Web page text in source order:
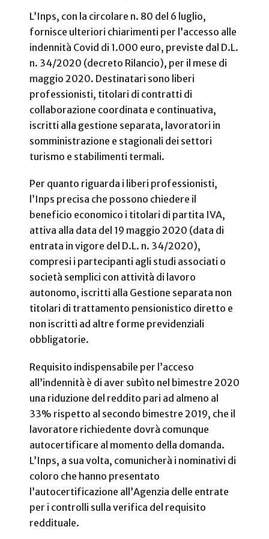
L’Inps, con la circolare n. 80 del 6 luglio,
fornisce ulteriori chiarimenti per l’accesso alle
indennità Covid di 1.000 euro, previste dal D.L.
n. 34/2020 (decreto Rilancio), per il mese di
maggio 2020. Destinatari sono liberi
professionisti, titolari di contratti di
collaborazione coordinata e continuativa,
iscritti alla gestione separata, lavoratori in
somministrazione e stagionali dei settori
turismo e stabilimenti termali.
Per quanto riguarda i liberi professionisti,
l’Inps precisa che possono chiedere il
beneficio economico i titolari di partita IVA,
attiva alla data del 19 maggio 2020 (data di
entrata in vigore del D.L. n. 34/2020),
compresi i partecipanti agli studi associati o
società semplici con attività di lavoro
autonomo, iscritti alla Gestione separata non
titolari di trattamento pensionistico diretto e
non iscritti ad altre forme previdenziali
obbligatorie.
Requisito indispensabile per l’acceso
all’indennità è di aver subìto nel bimestre 2020
una riduzione del reddito pari ad almeno al
33% rispetto al secondo bimestre 2019, che il
lavoratore richiedente dovrà comunque
autocertificare al momento della domanda.
L’Inps, a sua volta, comunicherà i nominativi di
coloro che hanno presentato
l’autocertificazione all’Agenzia delle entrate
per i controlli sulla verifica del requisito
reddituale.